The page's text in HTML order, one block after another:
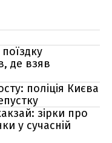
де взяв
поліція Києва
зірки про
у сучасній